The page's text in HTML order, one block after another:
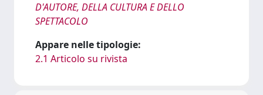
D'AUTORE, DELLA CULTURA E DELLO
SPETTACOLO
Appare nelle tipologie:
2.1 Articolo su rivista